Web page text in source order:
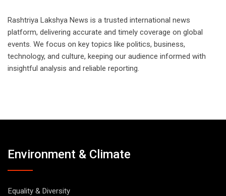
Rashtriya Lakshya News is a trusted international news
platform, delivering accurate and timely coverage on global
events. We focus on key topics like politics, business,
technology, and culture, keeping our audience informed with
insightful analysis and reliable reporting.
Environment & Climate
Equality & Diversity